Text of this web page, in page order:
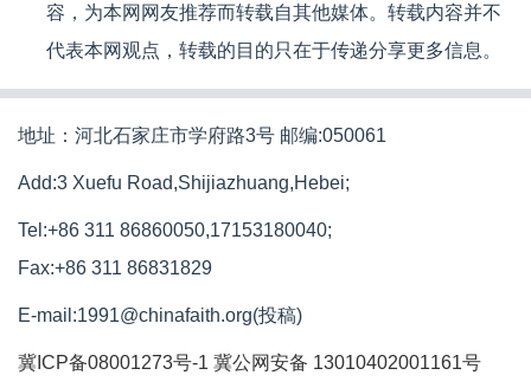
容，为本网网友推荐而转载自其他媒体。转载内容并不
代表本网观点，转载的目的只在于传递分享更多信息。
地址：河北石家庄市学府路3号 邮编:050061
Add:3 Xuefu Road,Shijiazhuang,Hebei;
Tel:+86 311 86860050,17153180040;
Fax:+86 311 86831829
E-mail:1991@chinafaith.org(投稿)
冀ICP备08001273号-1 冀公网安备 13010402001161号